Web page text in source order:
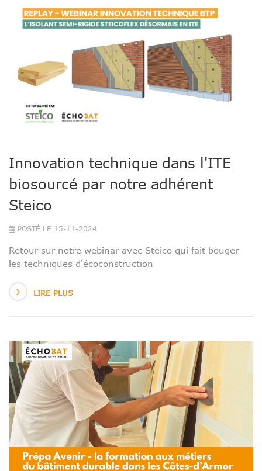
Innovation technique dans l'ITE
biosourcé par notre adhérent
Steico
POSTÉ LE 15-11-2024
Retour sur notre webinar avec Steico qui fait bouger
les techniques d'écoconstruction
LIRE PLUS